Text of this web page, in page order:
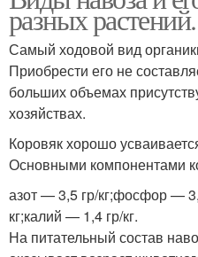
разных
Самый ходовой вид
Приобрести его не
больших объемах
хозяйствах.
Коровяк хорошо
Основными компонентами
азот — 3,5 гр/кг;фосфор —
кг;калий — 1,4 гр/кг.
На питательный состав